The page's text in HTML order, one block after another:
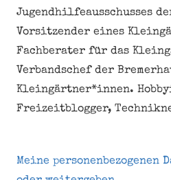
Jugendhilfeausschusses
Vorsitzender eines
Fachberater für das
Verbandschef der
Kleingärtner*innen.
Freizeitblogger,
Meine